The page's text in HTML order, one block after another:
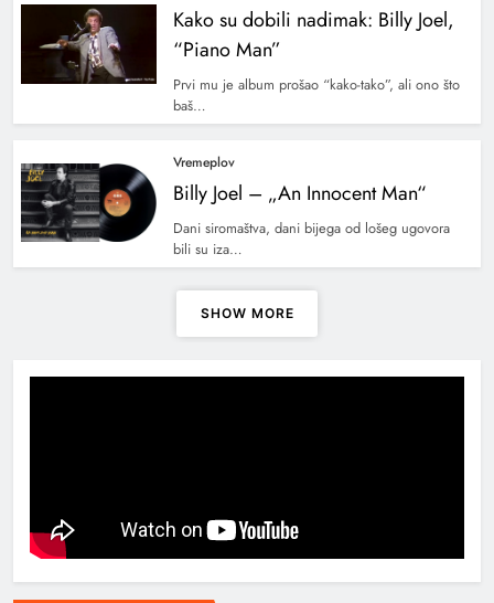
Kako su dobili nadimak: Billy Joel,
“Piano Man”
Prvi mu je album prošao “kako-tako”, ali ono što
baš…
Vremeplov
Billy Joel – „An Innocent Man“
Dani siromaštva, dani bijega od lošeg ugovora
bili su iza…
SHOW MORE